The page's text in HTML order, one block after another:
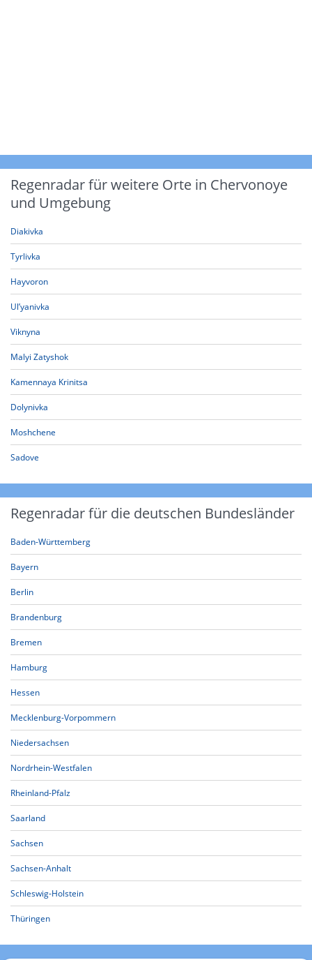
Regenradar für weitere Orte in Chervonoye
und Umgebung
Diakivka
Tyrlivka
Hayvoron
Ul’yanivka
Viknyna
Malyi Zatyshok
Kamennaya Krinitsa
Dolynivka
Moshchene
Sadove
Regenradar für die deutschen Bundesländer
Baden-Württemberg
Bayern
Berlin
Brandenburg
Bremen
Hamburg
Hessen
Mecklenburg-Vorpommern
Niedersachsen
Nordrhein-Westfalen
Rheinland-Pfalz
Saarland
Sachsen
Sachsen-Anhalt
Schleswig-Holstein
Thüringen